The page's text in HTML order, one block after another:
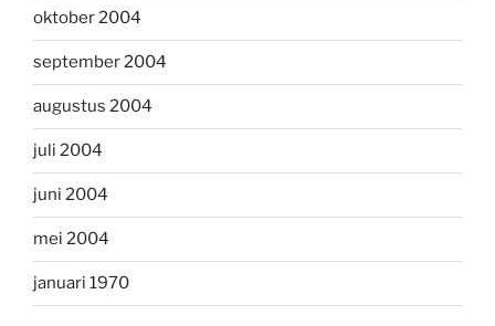
oktober 2004
september 2004
augustus 2004
juli 2004
juni 2004
mei 2004
januari 1970